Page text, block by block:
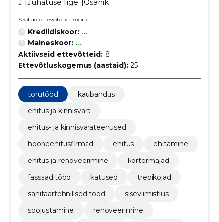
J
Juhatuse liige Osanik
Seotud ettevõtete skoorid
Krediidiskoor: ...
Maineskoor: ...
Aktiivseid ettevõtteid: 8
Ettevõtluskogemus (aastaid): 25
torutööd
kaubandus
ehitus ja kinnisvara
ehitus- ja kinnisvarateenused
hooneehitusfirmad
ehitus
ehitamine
ehitus ja renoveerimine
kortermajad
fassaaditööd
katused
trepikojad
sanitaartehnilised tööd
siseviimistlus
soojustamine
renoveerimine